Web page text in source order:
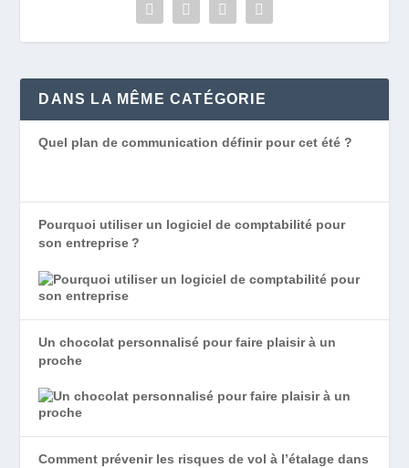
DANS LA MÊME CATÉGORIE
Quel plan de communication définir pour cet été ?
Pourquoi utiliser un logiciel de comptabilité pour
son entreprise ?
Un chocolat personnalisé pour faire plaisir à un
proche
Comment prévenir les risques de vol à l’étalage dans